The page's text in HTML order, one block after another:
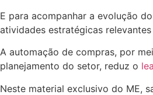
E para acompanhar a evolução
atividades estratégicas
A automação de compras, por
planejamento do setor, reduz o
Neste material exclusivo do ME,